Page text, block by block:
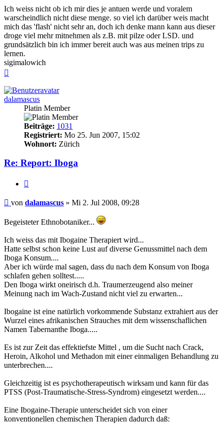
Ich weiss nicht ob ich mir dies je antuen werde und voralem
warscheindlich nicht diese menge. so viel ich darüber weis macht
mich das 'flash' nicht sehr an, doch ich denke mann kann aus dieser
droge viel mehr mitnehmen als z.B. mit pilze oder LSD. und
grundsätzlich bin ich immer bereit auch was aus meinen trips zu
lernen.
sigimalowich
dalamascus
Platin Member
Beiträge: 1031
Registriert: Mo 25. Jun 2007, 15:02
Wohnort: Zürich
Re: Report: Iboga
Beitrag
von dalamascus » Mi 2. Jul 2008, 09:28
Begeisteter Ethnobotaniker...
Ich weiss das mit Ibogaine Therapiert wird...
Hatte selbst schon keine Lust auf diverse Genussmittel nach dem
Iboga Konsum....
Aber ich würde mal sagen, dass du nach dem Konsum von Iboga
schlafen gehen solltest.....
Den Iboga wirkt oneirisch d.h. Traumerzeugend also meiner
Meinung nach im Wach-Zustand nicht viel zu erwarten...
Ibogaine ist eine natürlich vorkommende Substanz extrahiert aus der
Wurzel eines afrikanischen Strauches mit dem wissenschaflichen
Namen Tabernanthe Iboga.....
Es ist zur Zeit das effektiefste Mittel , um die Sucht nach Crack,
Heroin, Alkohol und Methadon mit einer einmaligen Behandlung zu
unterbrechen....
Gleichzeitig ist es psychotherapeutisch wirksam und kann für das
PTSS (Post-Traumatische-Stress-Syndrom) eingesetzt werden....
Eine Ibogaine-Therapie unterscheidet sich von einer
konventionellen chemischen Therapien dadurch daß: